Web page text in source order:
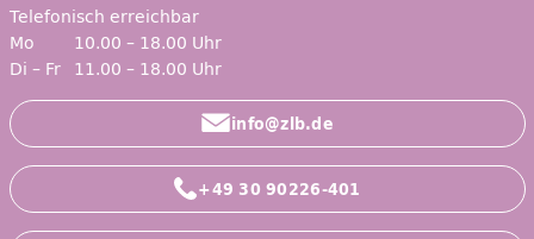
Telefonisch erreichbar
Mo
10.00 – 18.00 Uhr
Di – Fr 11.00 – 18.00 Uhr
info@zlb.de
+49 30 90226-401